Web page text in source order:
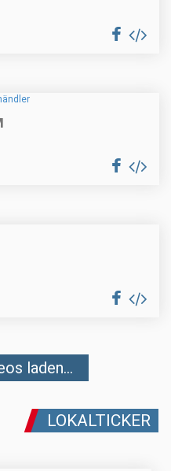
laden...
LOKALTICKER